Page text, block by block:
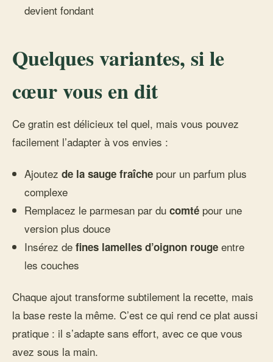
devient fondant
Quelques variantes, si le
cœur vous en dit
Ce gratin est délicieux tel quel, mais vous pouvez
facilement l’adapter à vos envies :
Ajoutezde la sauge fraîche pour un parfum plus
complexe
Remplacez le parmesan par ducomté pour une
version plus douce
Insérez defines lamelles d’oignon rouge entre
les couches
Chaque ajout transforme subtilement la recette, mais
la base reste la même. C’est ce qui rend ce plat aussi
pratique : il s’adapte sans effort, avec ce que vous
avez sous la main.